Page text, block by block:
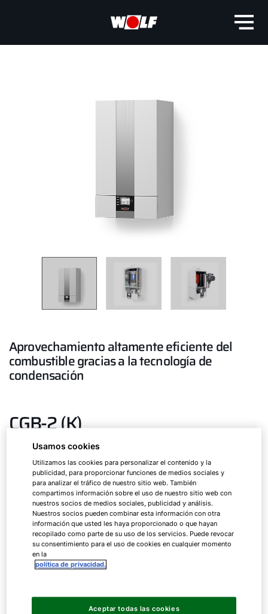
Aprovechamiento altamente eficiente del
combustible gracias a la tecnología de
condensación
CGB-2 (K)
Caldera de condensación a gas
CGB-2
CGB-2
CGB-2
CGB2 (K)
Usamos cookies
Utilizamos las cookies para personalizar el contenido y la
publicidad, para proporcionar funciones de medios sociales y
para analizar el tráfico de nuestro sitio web. También
compartimos información sobre el uso de nuestro sitio web con
nuestros socios de medios sociales, publicidad y análisis.
Nuestros socios pueden combinar esta información con otra
información que usted les haya proporcionado o que hayan
recopilado como parte de su uso de los servicios. Puede revocar
su consentimiento para el uso de cookies en cualquier momento
en la
política de privacidad.
Aceptar todas las cookies